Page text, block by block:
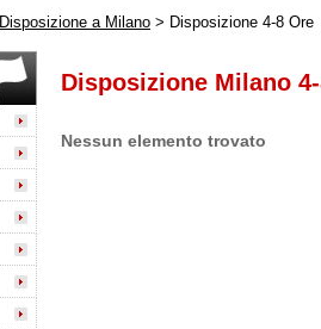
Disposizione a Milano > Disposizione 4-8 Ore
Disposizione Milano
Nessun elemento trovato